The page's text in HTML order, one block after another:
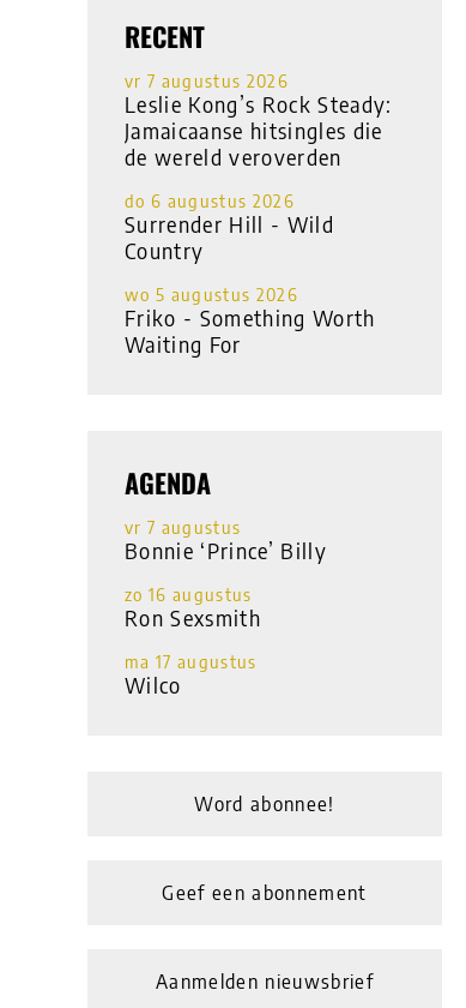
RECENT
vr 7 augustus 2026
Leslie Kong’s Rock Steady:
Jamaicaanse hitsingles die
de wereld veroverden
do 6 augustus 2026
Surrender Hill - Wild
Country
wo 5 augustus 2026
Friko - Something Worth
Waiting For
AGENDA
vr 7 augustus
Bonnie ‘Prince’ Billy
zo 16 augustus
Ron Sexsmith
ma 17 augustus
Wilco
Word abonnee!
Geef een abonnement
Aanmelden nieuwsbrief